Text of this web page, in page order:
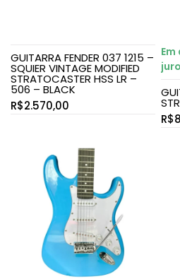
GUITARRA FENDER 037 1215 –
SQUIER VINTAGE MODIFIED
STRATOCASTER HSS LR –
506 – BLACK
R$2.570,00
R$